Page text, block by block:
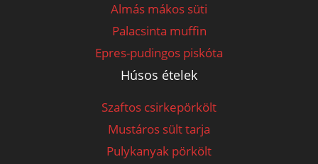
Almás mákos süti
Palacsinta muffin
Epres-pudingos piskóta
Húsos ételek
Szaftos csirkepörkölt
Mustáros sült tarja
Pulykanyak pörkölt